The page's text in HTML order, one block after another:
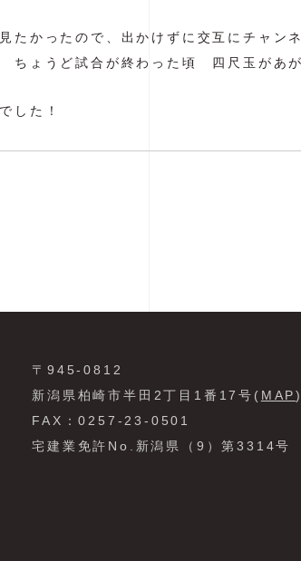
たかったので、出かけずに交互にチャン
ちょうど試合が終わった頃 四尺玉があが
した！
〒945-0812
新潟県柏崎市半田2丁目1番17号( MAP)
FAX：0257-23-0501
宅建業免許No.新潟県（9）第3314号